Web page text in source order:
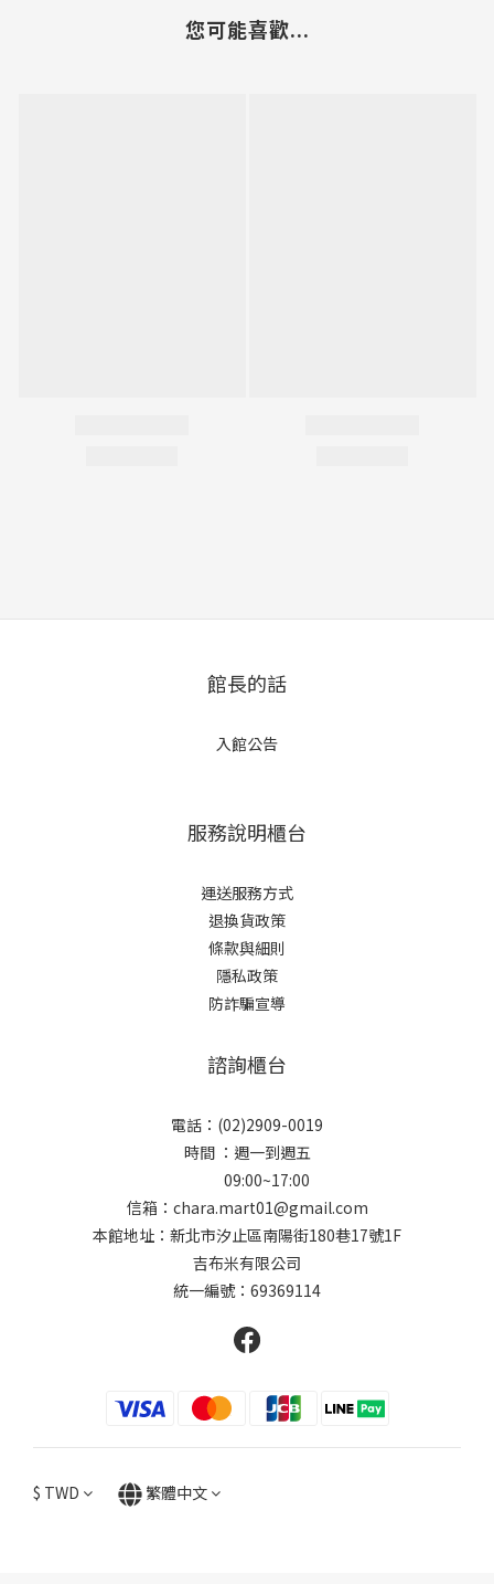
您可能喜歡...
館長的話
入館公告
服務說明櫃台
運送服務方式
退換貨政策
條款與細則
隱私政策
防詐騙宣導
諮詢櫃台
電話：(02)2909-0019
時間 ：週一到週五
09:00~17:00
信箱：chara.mart01@gmail.com
本館地址：新北市汐止區南陽街180巷17號1F
吉布米有限公司
統一編號：69369114
$ TWD 繁體中文